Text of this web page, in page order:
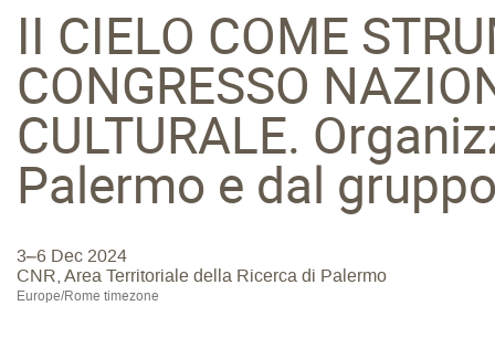
II CIELO COME
CONGRESSO
CULTURALE.
Palermo e dal
3–6 Dec 2024
CNR, Area Territoriale della Ricerca di Palermo
Europe/Rome timezone